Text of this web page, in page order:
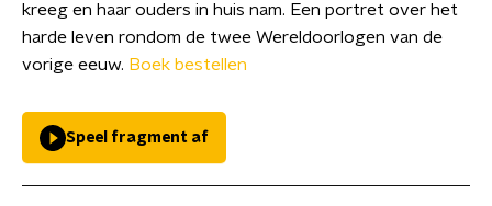
kreeg en haar ouders in huis nam. Een portret over het
harde leven rondom de twee Wereldoorlogen van de
vorige eeuw. Boek bestellen
Speel fragment af